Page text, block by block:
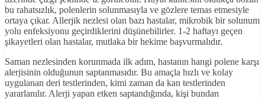
bu rahatsızlık, polenlerin solunmasıyla ve gözlere temas etmesiyle
ortaya çıkar. Allerjik nezlesi olan bazı hastalar, mikrobik bir solunum
yolu enfeksiyonu geçirdiklerini düşünebilirler. 1-2 haftayı geçen
şikayetleri olan hastalar, mutlaka bir hekime başvurmalıdır.
Saman nezlesinden korunmada ilk adım, hastanın hangi polene karşı
alerjisinin olduğunun saptanmasıdır. Bu amaçla hızlı ve kolay
uygulanan deri testlerinden, kimi zaman da kan testlerinden
yararlanılır. Alerji yapan etken saptandığında, kişi bundan